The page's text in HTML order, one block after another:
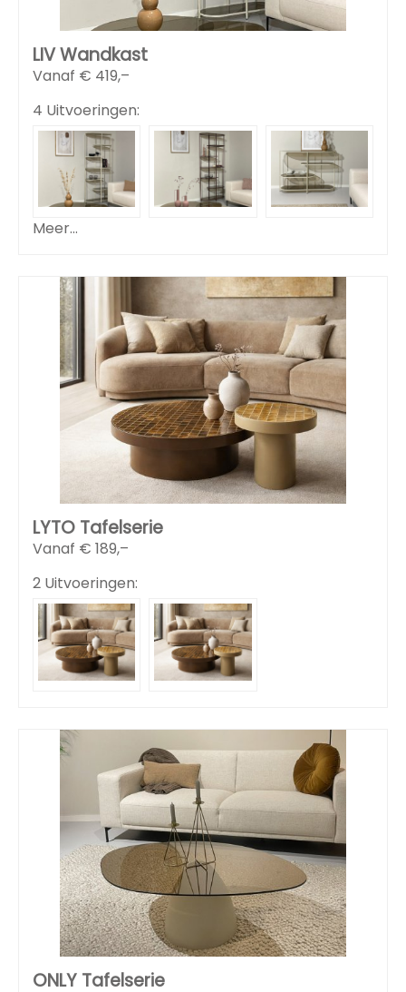
LIV Wandkast
Vanaf € 419,–
4 Uitvoeringen:
Meer...
LYTO Tafelserie
Vanaf € 189,–
2 Uitvoeringen:
ONLY Tafelserie